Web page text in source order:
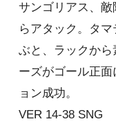
サンゴリアス、
らアタック。タ
ぶと、ラックから
ーズがゴール正
ョン成功。
VER 14-38 SNG